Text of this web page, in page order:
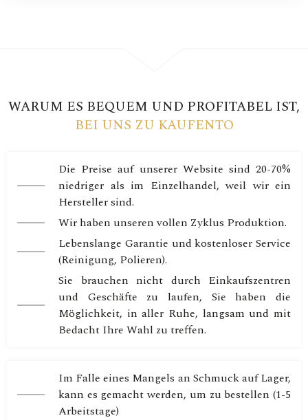
WARUM ES BEQUEM UND PROFITABEL IST,
BEI UNS ZU KAUFENTO
Die Preise auf unserer Website sind 20-70%
niedriger als im Einzelhandel, weil wir ein
Hersteller sind.
Wir haben unseren vollen Zyklus Produktion.
Lebenslange Garantie und kostenloser Service
(Reinigung, Polieren).
Sie brauchen nicht durch Einkaufszentren
und Geschäfte zu laufen, Sie haben die
Möglichkeit, in aller Ruhe, langsam und mit
Bedacht Ihre Wahl zu treffen.
Im Falle eines Mangels an Schmuck auf Lager,
kann es gemacht werden, um zu bestellen (1-5
Arbeitstage)